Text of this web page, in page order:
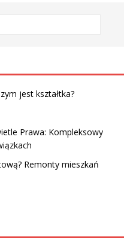
jest kształtka?
Prawa: Kompleksowy
Remonty mieszkań